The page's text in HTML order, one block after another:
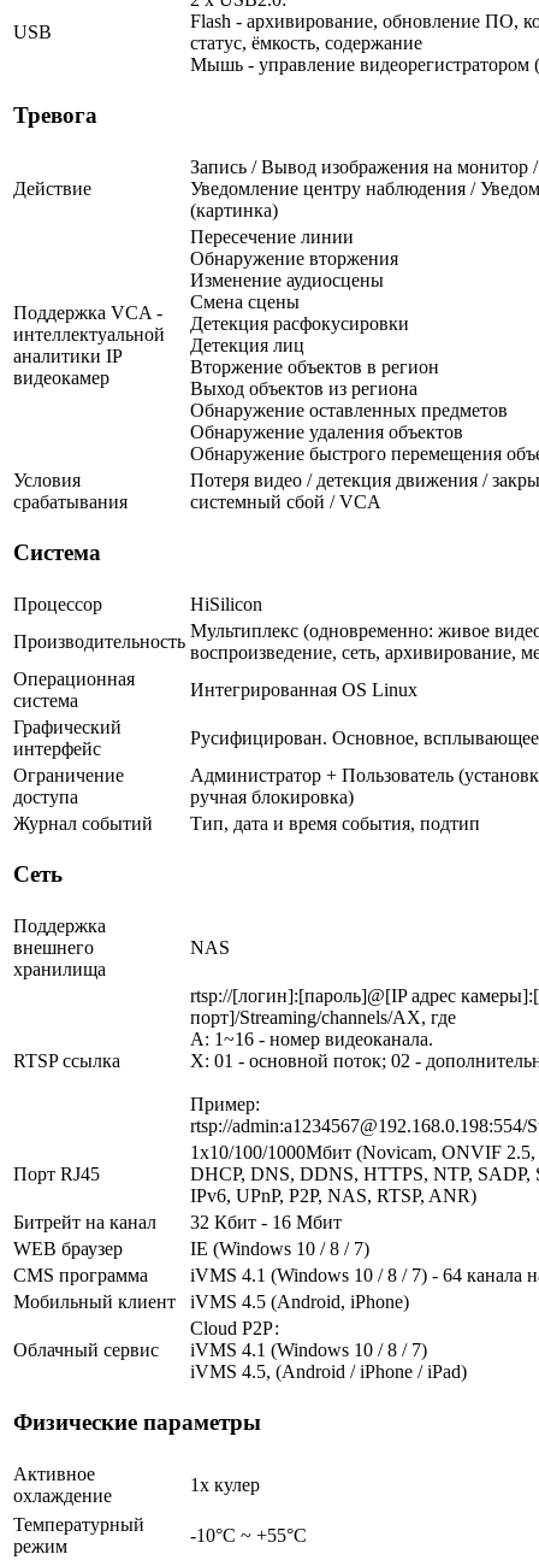
USB
Flash - архивирование, обновление ПО,
статус, ёмкость, содержание
Мышь - управление видеорегистратором
Тревога
Действие
Запись / Вывод изображения на монитор
Уведомление центру наблюдения /
(картинка)
Поддержка VCA -
интеллектуальной
аналитики IP
видеокамер
Пересечение линии
Обнаружение вторжения
Изменение аудиосцены
Смена сцены
Детекция расфокусировки
Детекция лиц
Вторжение объектов в регион
Выход объектов из региона
Обнаружение оставленных предметов
Обнаружение удаления объектов
Обнаружение быстрого перемещения
Условия
срабатывания
Потеря видео / детекция движения /
системный сбой / VCA
Система
Процессор
HiSilicon
Производительность
Мультиплекс (одновременно: живое
воспроизведение, сеть, архивирование,
Операционная
система
Интегрированная OS Linux
Графический
интерфейс
Русифицирован. Основное,
Ограничение
доступа
Администратор + Пользователь
ручная блокировка)
Журнал событий
Тип, дата и время события, подтип
Сеть
Поддержка
внешнего
хранилища
NAS
RTSP ссылка
rtsp://[логин]:[пароль]@[IP адрес
порт]/Streaming/channels/AX, где
A: 1~16 - номер видеоканала.
X: 01 - основной поток; 02 -
Пример:
rtsp://admin:a1234567@192.168.0.198:554/
Порт RJ45
1х10/100/1000Мбит (Novicam, ONVIF 2.5,
DHCP, DNS, DDNS, HTTPS, NTP, SADP,
IPv6, UPnP, P2P, NAS, RTSP, ANR)
Битрейт на канал
32 Кбит - 16 Мбит
WEB браузер
IE (Windows 10 / 8 / 7)
CMS программа
iVMS 4.1 (Windows 10 / 8 / 7) - 64 канала
Мобильный клиент
iVMS 4.5 (Android, iPhone)
Облачный сервис
Cloud Р2Р:
iVMS 4.1 (Windows 10 / 8 / 7)
iVMS 4.5, (Android / iPhone / iPad)
Физические параметры
Активное
охлаждение
1х кулер
Температурный
режим
-10°C ~ +55°C